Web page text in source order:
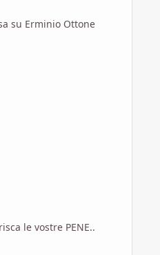
su Erminio Ottone
le vostre PENE..